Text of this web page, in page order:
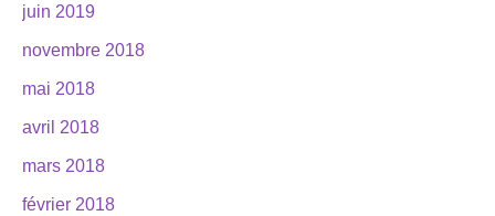
juin 2019
novembre 2018
mai 2018
avril 2018
mars 2018
février 2018